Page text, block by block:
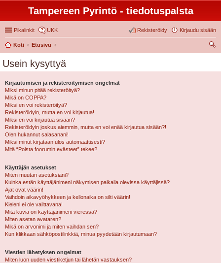
Tampereen Pyrintö - tiedotuspalsta
Pikalinkit UKK Kirjaudu sisään
Rekisteröidy
Koti
Etusivu
Usein kysyttyä
Kirjautumisen ja rekisteröitymisen ongelmat
Miksi minun pitää rekisteröityä?
Mikä on COPPA?
Miksi en voi rekisteröityä?
Rekisteröidyin, mutta en voi kirjautua!
Miksi en voi kirjautua sisään?
Rekisteröidyin joskus aiemmin, mutta en voi enää kirjautua sisään?!
Olen hukannut salasanani!
Miksi minut kirjataan ulos automaattisesti?
Mitä “Poista foorumin evästeet” tekee?
Käyttäjän asetukset
Miten muutan asetuksiani?
Kuinka estän käyttäjänimeni näkymisen paikalla olevissa käyttäjissä?
Ajat ovat väärin!
Vaihdoin aikavyöhykkeen ja kellonaika on silti väärin!
Kieleni ei ole valittavana!
Mitä kuvia on käyttäjänimeni vieressä?
Miten asetan avataren?
Mikä on arvonimi ja miten vaihdan sen?
Kun klikkaan sähköpostilinkkiä, minua pyydetään kirjautumaan?
Viestien lähetyksen ongelmat
Miten luon uuden viestiketjun tai lähetän vastauksen?